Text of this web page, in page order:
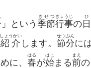
」という 季節
きせつ
行事
ぎょうじ
の日
ひ
紹介
しょうかい
します。 節分
せつぶん
に
に、 春
はる
が始
はじ
まる前
まえ
の